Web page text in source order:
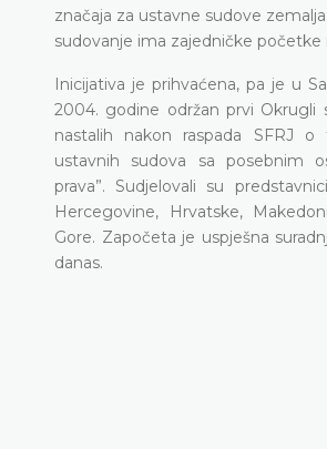
značaja za ustavne sudove
sudovanje ima zajedničke početke
Inicijativa je prihvaćena, pa je u
2004. godine održan prvi Okrugli
nastalih nakon raspada SFRJ o
ustavnih sudova sa posebnim
prava”. Sudjelovali su
Hercegovine, Hrvatske,
Gore. Započeta je uspješna
danas.